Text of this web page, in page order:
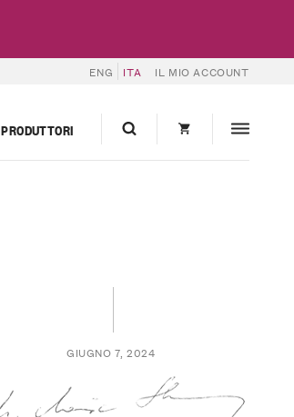
ENG ITA IL MIO ACCOUNT
PRODUTTORI
GIUGNO 7, 2024